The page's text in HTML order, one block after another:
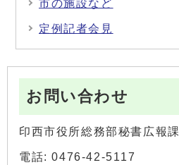
市の施設など
定例記者会見
お問い合わせ
印西市役所総務部秘書広報
電話: 0476-42-5117